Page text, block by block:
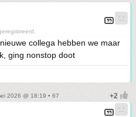
collega hebben we maar
ging nonstop doot
2026 @ 18:19 • 67